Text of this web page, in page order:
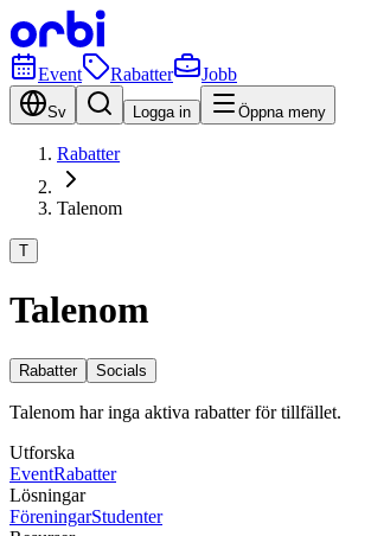
Event Rabatter Jobb
Sv Logga in Öppna meny
Rabatter
Talenom
T
Talenom
Rabatter Socials
Talenom har inga aktiva rabatter för tillfället.
Utforska
EventRabatter
Lösningar
FöreningarStudenter